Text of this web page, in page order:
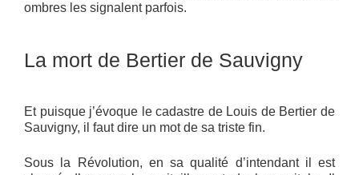
ombres les signalent parfois.
La mort de Bertier de Sauvigny
Et puisque j’évoque le cadastre de Louis de Bertier de
Sauvigny, il faut dire un mot de sa triste fin.
Sous la Révolution, en sa qualité d’intendant il est